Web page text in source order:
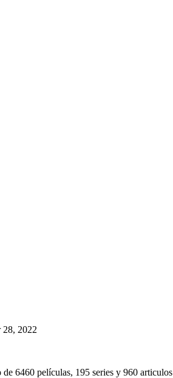
28, 2022
6460 películas, 195 series y 960 articulos